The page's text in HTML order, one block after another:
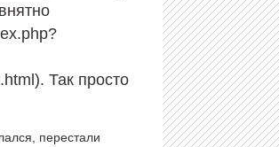
Так просто
перестали